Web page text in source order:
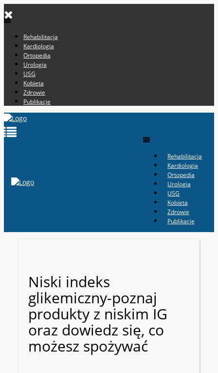
Rehabilitacja
Kardiologia
Ortopedia
Urologia
USG
Kobieta
Zdrowie
Publikacje
Rehabilitacja
Kardiologia
Ortopedia
Urologia
USG
Kobieta
Zdrowie
Publikacje
Niski indeks
glikemiczny-poznaj
produkty z niskim IG
oraz dowiedz się, co
możesz spożywać